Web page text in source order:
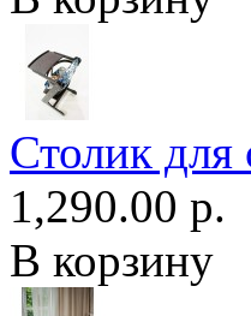
Столик для
1,290.00 р.
В корзину